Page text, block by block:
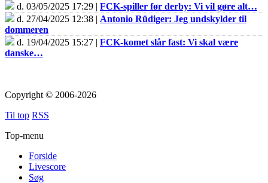
d. 03/05/2025 17:29 | FCK-spiller før derby: Vi vil gøre alt…
d. 27/04/2025 12:38 | Antonio Rüdiger: Jeg undskylder til
dommeren
d. 19/04/2025 15:27 | FCK-komet slår fast: Vi skal være
danske…
Copyright © 2006-2026
Til top RSS
Top-menu
Forside
Livescore
Søg